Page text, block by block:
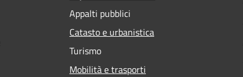
Appalti pubblici
Catasto e urbanistica
Turismo
Mobilità e trasporti